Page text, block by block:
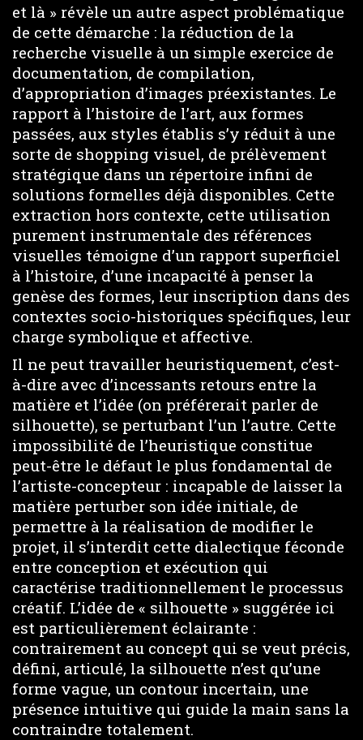
et là » révèle un autre aspect problématique
de cette démarche : la réduction de la
recherche visuelle à un simple exercice de
documentation, de compilation,
d’appropriation d’images préexistantes. Le
rapport à l’histoire de l’art, aux formes
passées, aux styles établis s’y réduit à une
sorte de shopping visuel, de prélèvement
stratégique dans un répertoire infini de
solutions formelles déjà disponibles. Cette
extraction hors contexte, cette utilisation
purement instrumentale des références
visuelles témoigne d’un rapport superficiel
à l’histoire, d’une incapacité à penser la
genèse des formes, leur inscription dans des
contextes socio-historiques spécifiques, leur
charge symbolique et affective.
Il ne peut travailler heuristiquement, c’est-
à-dire avec d’incessants retours entre la
matière et l’idée (on préférerait parler de
silhouette), se perturbant l’un l’autre. Cette
impossibilité de l’heuristique constitue
peut-être le défaut le plus fondamental de
l’artiste-concepteur : incapable de laisser la
matière perturber son idée initiale, de
permettre à la réalisation de modifier le
projet, il s’interdit cette dialectique féconde
entre conception et exécution qui
caractérise traditionnellement le processus
créatif. L’idée de « silhouette » suggérée ici
est particulièrement éclairante :
contrairement au concept qui se veut précis,
défini, articulé, la silhouette n’est qu’une
forme vague, un contour incertain, une
présence intuitive qui guide la main sans la
contraindre totalement.